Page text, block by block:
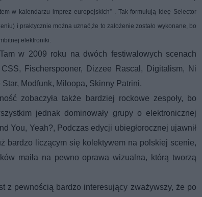
w kalendarzu imprez europejskich” . Tak formułują ideę Selector
i praktycznie można uznać,że to założenie zostało wykonane, bo
elektroniki.
w 2009 roku na dwóch festiwalowych scenach
Fischerspooner, Dizzee Rascal, Digitalism, Ni
Modfunk, Miloopa, Skinny Patrini.
zobaczyła także bardziej rockowe zespoły, bo
jednak dominowały grupy o elektronicznej
You, Yeah?, Podczas edycji ubiegłorocznej ujawnił
bardzo liczącym się kolektywem na polskiej scenie,
maiła na pewno oprawa wizualna, którą tworzą
z pewnością bardzo interesujący zważywszy, że po